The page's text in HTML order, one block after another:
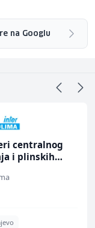
na Googlu
centralnog
i plinskih